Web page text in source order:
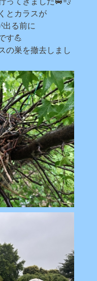
とカラスが
出る前に
す💪
の巣を撤去しまし